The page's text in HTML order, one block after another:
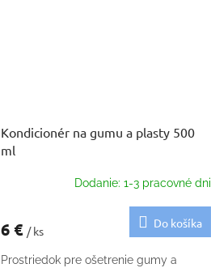
Kondicionér na gumu a plasty 500
ml
Dodanie: 1-3 pracovné dni
6 € / ks
Do košíka
Prostriedok pre ošetrenie gumy a